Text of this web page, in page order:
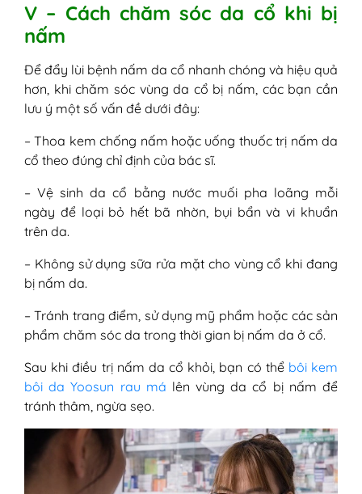
V – Cách chăm sóc da cổ khi bị
nấm
Để đẩy lùi bệnh nấm da cổ nhanh chóng và hiệu quả
hơn, khi chăm sóc vùng da cổ bị nấm, các bạn cần
lưu ý một số vấn đề dưới đây:
– Thoa kem chống nấm hoặc uống thuốc trị nấm da
cổ theo đúng chỉ định của bác sĩ.
– Vệ sinh da cổ bằng nước muối pha loãng mỗi
ngày để loại bỏ hết bã nhờn, bụi bẩn và vi khuẩn
trên da.
– Không sử dụng sữa rửa mặt cho vùng cổ khi đang
bị nấm da.
– Tránh trang điểm, sử dụng mỹ phẩm hoặc các sản
phẩm chăm sóc da trong thời gian bị nấm da ở cổ.
Sau khi điều trị nấm da cổ khỏi, bạn có thể bôi kem
bôi da Yoosun rau má lên vùng da cổ bị nấm để
tránh thâm, ngừa sẹo.